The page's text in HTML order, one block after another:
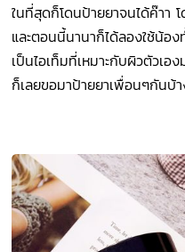
ในที่สุดก็โดนป้ายยาจนได้ค๊าา
และตอนนี้นานาก็ได้ลองใช้น้อ
เป็นไอเท็มที่เหมาะกับผิวตัวเ
ก็เลยขอมาป้ายยาเพื่อนๆกันบ้